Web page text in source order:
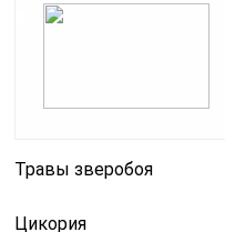
Травы зверобоя
Цикория